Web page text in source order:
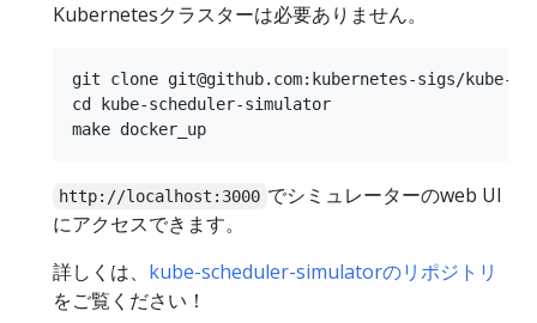
Kubernetesクラスターは必要ありません。
git clone git@github.com:kubernetes-sigs/kube-
cd kube-scheduler-simulator
http://localhost:3000 でシミュレーターのweb UI
にアクセスできます。
詳しくは、 kube-scheduler-simulatorのリポジトリ
をご覧ください！